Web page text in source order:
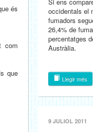
és
com
que
occidentals el
fumadors
26,4% de
percentatges
Austràlia.
Llegir més
9 JULIOL 2011